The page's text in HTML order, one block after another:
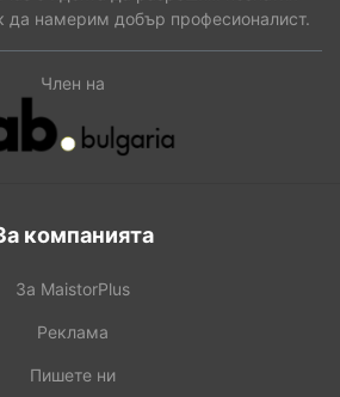
да намерим добър професионалист.
Член на
компанията
За MaistorPlus
Реклама
Пишете ни